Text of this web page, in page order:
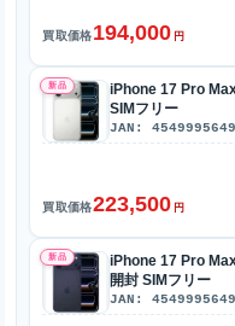
買取価格194,000 円
新品
iPhone 17 Pro
SIMフリー
JAN:
買取価格223,500 円
新品
iPhone 17 Pro
開封 SIMフリー
JAN: